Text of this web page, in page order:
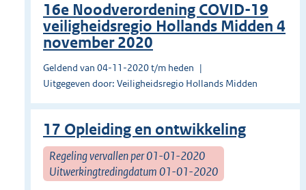
16e Noodverordening COVID-19
veiligheidsregio Hollands Midden 4
november 2020
Geldend van 04-11-2020 t/m heden
Uitgegeven door: Veiligheidsregio Hollands Midden
17 Opleiding en ontwikkeling
Regeling vervallen per 01-01-2020
Uitwerkingtredingdatum 01-01-2020